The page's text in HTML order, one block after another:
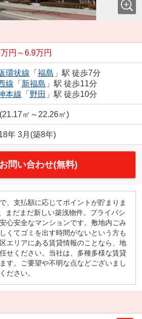
円～6.9万円
環状線 「 福島 」駅 徒歩7分
線 「 新福島 」駅 徒歩11分
本線 「 野田 」駅 徒歩10分
㎡～22.26㎡)
年 3月(築8年)
お問い合わせ(無料)
、支払額に応じてポイントが貯まりま
まだまだ新しい築浅物件。プライバシ
心安全なマンションです。敷地内ごみ
くてゴミを出す時間がないという方も
エリアにある賃貸情報のことなら、地
せください。当社は、多種多様な賃貸
す。ご要望や不明な点などございまし
ださい。